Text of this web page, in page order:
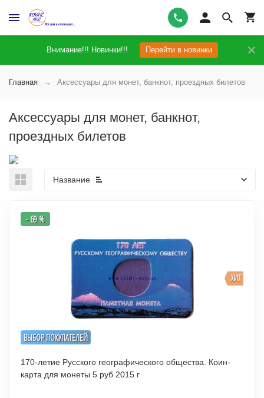
Внимание!!! Новинки!!! Перейти в новинки
Главная Аксессуары для монет, банкнот, проездных билетов
Аксессуары для монет, банкнот,
проездных билетов
Название
ВЫБОР ПОКУПАТЕЛЕЙ
ХИТ
- 69 %
170-летие Русского географического общества. Коин-
карта для монеты 5 руб 2015 г